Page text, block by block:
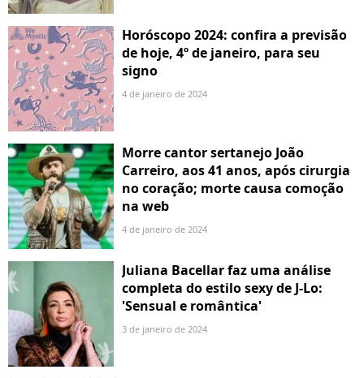
Horóscopo 2024: confira a previsão
de hoje, 4º de janeiro, para seu
signo
4 de janeiro de 2024
Morre cantor sertanejo João
Carreiro, aos 41 anos, após cirurgia
no coração; morte causa comoção
na web
4 de janeiro de 2024
Juliana Bacellar faz uma análise
completa do estilo sexy de J-Lo:
'Sensual e romântica'
3 de janeiro de 2024